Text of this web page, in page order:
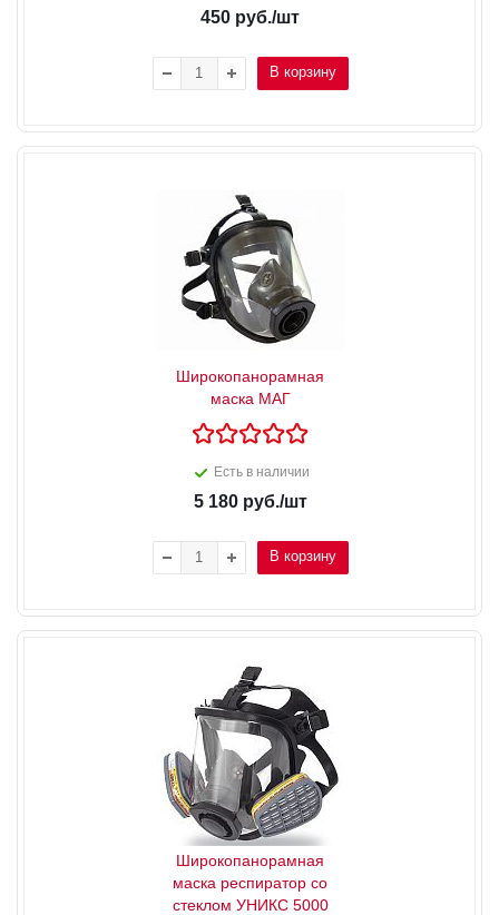
450 руб./шт
В корзину
Широкопанорамная
маска МАГ
Есть в наличии
5 180руб./шт
В корзину
Широкопанорамная
маска респиратор со
стеклом УНИКС 5000